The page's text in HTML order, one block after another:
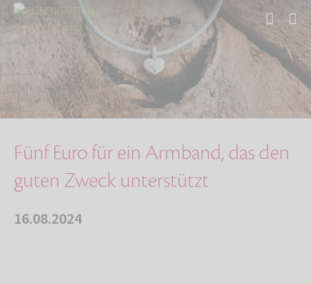
Start Über uns
Aktuelles
Fünf Euro für ein Armband, das den guten Zwec…
Fünf Euro für ein Armband, das den
guten Zweck unterstützt
16.08.2024